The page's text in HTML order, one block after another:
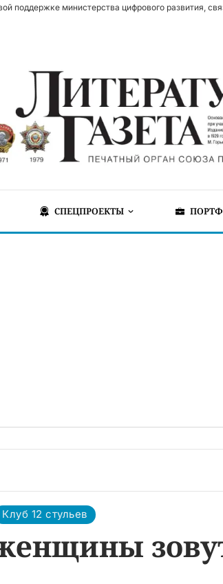
поддержке министерства цифрового развития,
СПЕЦПРОЕКТЫ
Клуб 12 стульев